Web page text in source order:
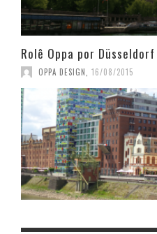
Rolê Oppa por Düsseldorf
OPPA DESIGN 16/08/2015